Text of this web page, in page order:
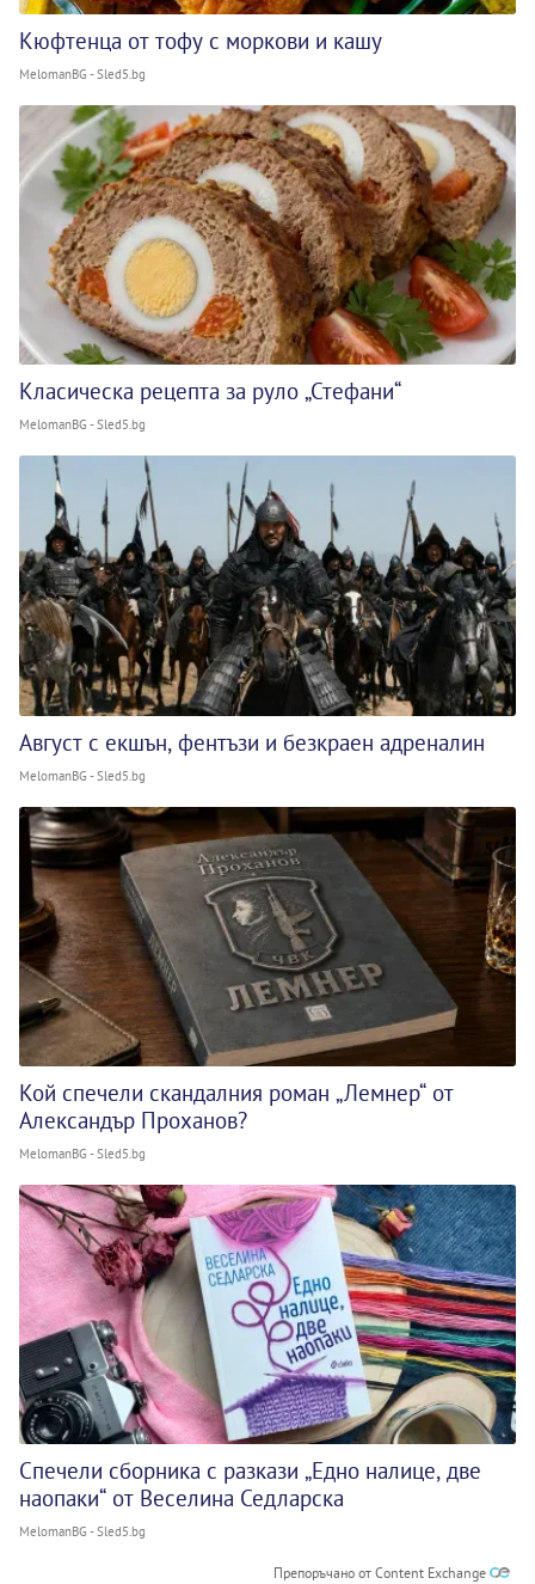
Кюфтенца от тофу с моркови и кашу
MelomanBG - Sled5.bg
Класическа рецепта за руло „Стефани“
MelomanBG - Sled5.bg
Август с екшън, фентъзи и безкраен адреналин
MelomanBG - Sled5.bg
Кой спечели скандалния роман „Лемнер“ от
Александър Проханов?
MelomanBG - Sled5.bg
Спечели сборника с разкази „Едно налице, две
наопаки“ от Веселина Седларска
MelomanBG - Sled5.bg
Препоръчано от Content Exchange